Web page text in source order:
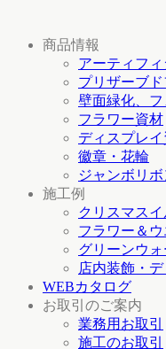
商品情報
アーティフ
プリザーブ
壁面緑化、
フラワー資材
ディスプレ
徽章・花輪
ジャンボリ
施工例
クリスマス
フラワー＆
グリーンウ
店内装飾・
WEBカタログ
お取引のご案内
業務用お取引
施工のお取引